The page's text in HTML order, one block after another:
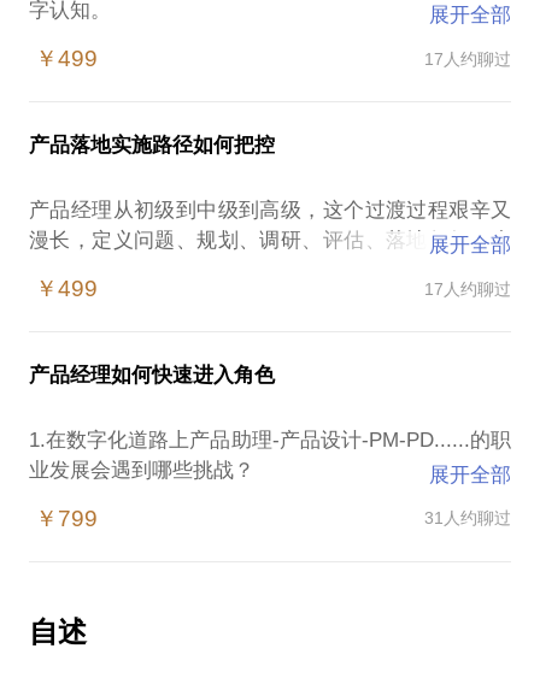
哪些需求?怎么满足用户的需求?做为一个产品经理需
知道自己要做的产品是什么，如何满足用户的基本需
抄袭还是创新?这把握在产品经理手中，但又有多少产
理靠经验来支撑一系列的产品，当遇到新的创新机会
时是否敢用，问问自己，想做一个什么样的产品，相
3、产品的价值观体现在哪?
由谁来体现?
一款能打动用户的产品一定有它的独特之处，随波逐
流的产品最终只会走向灭亡，产品的核心功能将是产
心功能展开，可以作为核心功能的软性需求，但一定
商业模式对于很多产品经理来说是个很模糊的概念，
字认知。
从旧发展模式快速迭代到新发展模式的转型期。这过
（PD、PM）更是全新的认知全新的挑战。
值，找到合作伙伴价值，共生前提下来创造客户价
值，从而反哺达到共生？
知、视角、战略、组织改变的洗礼，且结合转型企业
短短的一小时约谈，希望可以将更多的思考与你分享
展开全部
￥499 17人约聊过
产品落地实施路径如何把控
产品经理从初级到中级到高级，这个过渡过程艰辛又
漫长，定义问题、规划、调研、评估、落地任何一步
的手中，真真切切的宝妈宝爸角色。
新建产品如何入手？
产品成本收益该不该重视？
项目执行过程中作为产品经理的您该重视什么？
针对产品交付项目管理常见问题，结合多年的产品规
划与项目管理经验，与你谈谈这其中的妙趣。
竟一小时的谈话只能解决一个小问题。请把你的问题
展开全部
￥499 17人约聊过
产品经理如何快速进入角色
1.在数字化道路上产品助理-产品设计-PM-PD......的职
业发展会遇到哪些挑战？
体价值，如何做好价值增长？
... ...
上述均是PM上升路径中非常关注的话题，一起聊聊案
展开全部
￥799 31人约聊过
自述